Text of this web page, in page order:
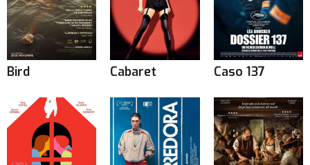
Bird Cabaret Caso 137